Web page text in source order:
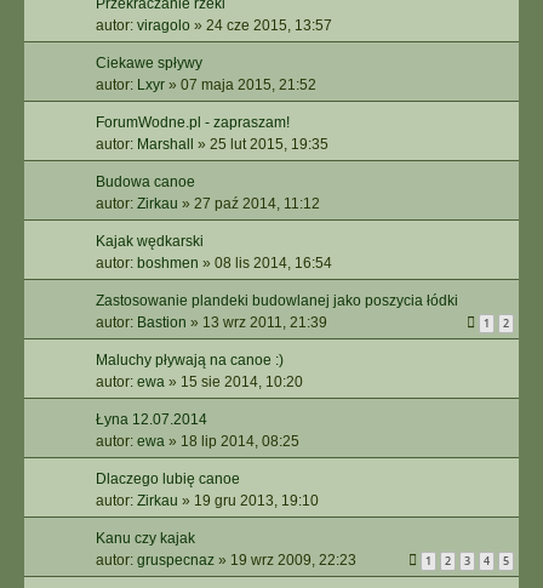
Przekraczanie rzeki
autor: viragolo » 24 cze 2015, 13:57
Ciekawe spływy
autor: Lxyr » 07 maja 2015, 21:52
ForumWodne.pl - zapraszam!
autor: Marshall » 25 lut 2015, 19:35
Budowa canoe
autor: Zirkau » 27 paź 2014, 11:12
Kajak wędkarski
autor: boshmen » 08 lis 2014, 16:54
Zastosowanie plandeki budowlanej jako poszycia łódki
autor: Bastion » 13 wrz 2011, 21:39 1 2
Maluchy pływają na canoe :)
autor: ewa » 15 sie 2014, 10:20
Łyna 12.07.2014
autor: ewa » 18 lip 2014, 08:25
Dlaczego lubię canoe
autor: Zirkau » 19 gru 2013, 19:10
Kanu czy kajak
autor: gruspecnaz » 19 wrz 2009, 22:23 1 2 3 4 5